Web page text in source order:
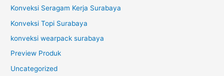
Konveksi Seragam Kerja Surabaya
Konveksi Topi Surabaya
konveksi wearpack surabaya
Preview Produk
Uncategorized